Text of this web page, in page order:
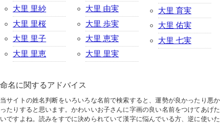
大里 里紗
大里 里桜
大里 里子
大里 里恵
大里 由実
大里 歩実
大里 恵実
大里 里実
大里 育実
大里 佑実
大里 七実
命名に関するアドバイス
当サイトの姓名判断をいろいろな名前で検索すると、運勢が良かったり悪か
ったりすると思います。かわいいお子さんに字画の良い名前をつけてあげた
いですよね。読みをすでに決められていて漢字に悩んでいる方、逆に使いた